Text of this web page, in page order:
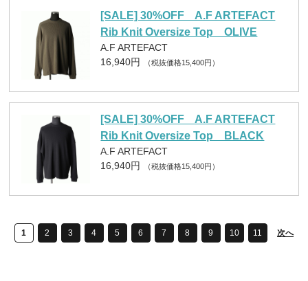
[SALE] 30%OFF A.F ARTEFACT
Rib Knit Oversize Top OLIVE
A.F ARTEFACT
16,940円
（税抜価格15,400円）
[SALE] 30%OFF A.F ARTEFACT
Rib Knit Oversize Top BLACK
A.F ARTEFACT
16,940円
（税抜価格15,400円）
1 2 3 4 5 6 7 8 9 10 11 次へ